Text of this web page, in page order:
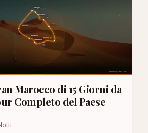
Marocco di 15 Giorni da
Completo del Paese